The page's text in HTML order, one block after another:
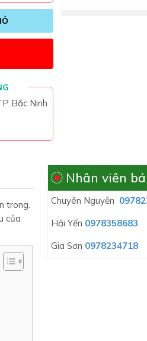
Bắc Ninh
trong.
của
Nhân viên
Chuyên Nguyễn
Hải Yến 0978358683
Gia Sơn 0978234718